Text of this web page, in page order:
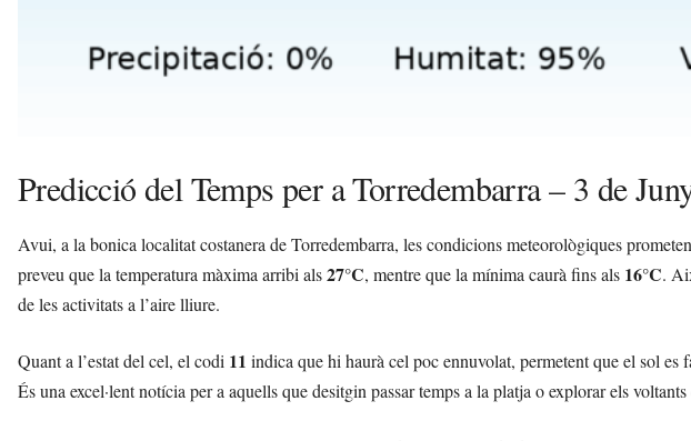
Predicció del Temps per a Torredembarra – 3 de
Avui, a la bonica localitat costanera de Torredembarra, les condicions meteorològiques
preveu que la temperatura màxima arribi als27°C, mentre que la mínima caurà fins als 16°C.
de les activitats a l’aire lliure.
Quant a l’estat del cel, el codi 11 indica que hi haurà cel poc ennuvolat, permetent que el sol es
És una excel·lent notícia per a aquells que desitgin passar temps a la platja o explorar els